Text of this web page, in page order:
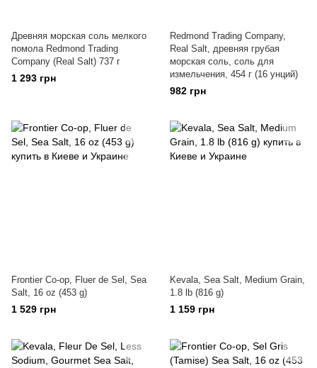
Древняя морская соль мелкого
помола Redmond Trading
Company (Real Salt) 737 г
1 293 грн
Redmond Trading Company,
Real Salt, древняя грубая
морская соль, соль для
измельчения, 454 г (16 унций)
982 грн
Frontier Co-op, Fluer de Sel, Sea
Salt, 16 oz (453 g)
1 529 грн
Kevala, Sea Salt, Medium Grain,
1.8 lb (816 g)
1 159 грн